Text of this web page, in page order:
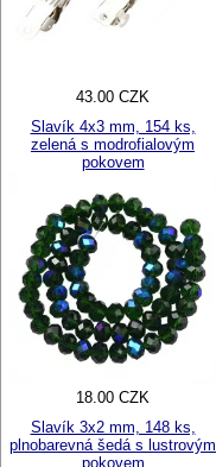
43.00 CZK
Slavík 4x3 mm, 154 ks,
zelená s modrofialovým
pokovem
18.00 CZK
Slavík 3x2 mm, 148 ks,
plnobarevná šedá s lustrovým
pokovem